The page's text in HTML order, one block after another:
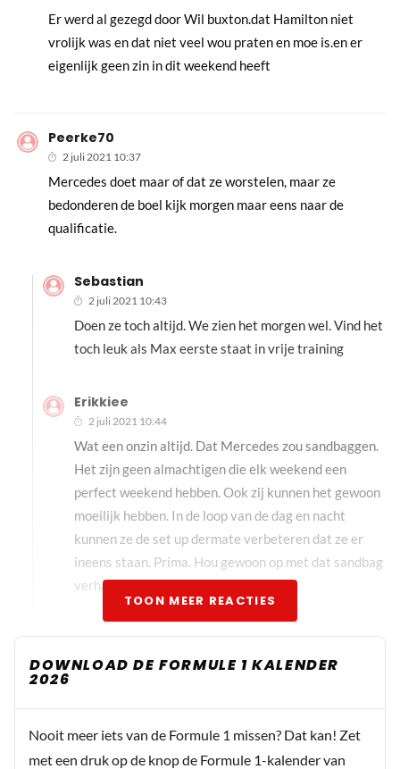
Peerke70
2 juli 2021 10:37
Mercedes doet maar of dat ze worstelen, maar ze
bedonderen de boel kijk morgen maar eens naar de
qualificatie.
Sebastian
2 juli 2021 10:43
Doen ze toch altijd. We zien het morgen wel. Vind het
toch leuk als Max eerste staat in vrije training
Erikkiee
2 juli 2021 10:44
Wat een onzin altijd. Dat Mercedes zou sandbaggen.
Het zijn geen almachtigen die elk weekend een
perfect weekend hebben. Ook zij kunnen het gewoon
moeilijk hebben. In de loop van de dag en nacht
kunnen ze de set up dermate verbeteren dat ze er
ineens staan. Prima. Hou gewoon op met dat sandbag
verhaal.
M@X
2 juli 2021 10:55
heel veel verschillende dingen aan het testen en
proberen zodat ze morgen de best mogelijke
setup hebben. Is al een paar keer aangegeven
Er werd al gezegd door Wil buxton.dat Hamilton niet
vrolijk was en dat niet veel wou praten en moe is.en er
eigenlijk geen zin in dit weekend heeft
TOON MEER REACTIES
DOWNLOAD DE FORMULE 1 KALENDER
2026
Nooit meer iets van de Formule 1 missen? Dat kan! Zet
met een druk op de knop de Formule 1-kalender van